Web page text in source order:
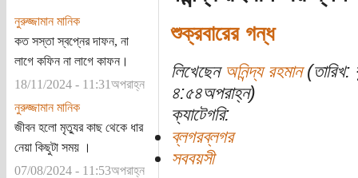
নুরুজ্জামান মানিক
কত সস্তা স্বপ্নের দাফন, না
লাগে কফিন না লাগে কাফন।
18/11/2024 - 11:31অপরাহ্ন
নুরুজ্জামান মানিক
জীবন হলো মৃত্যুর কাছ থেকে ধার
নেয়া কিছুটা সময় ।
07/08/2024 - 11:53অপরাহ্ন
শুক্রবারের গন্ধ
লিখেছেন অনিন্দ্য রহমান
৪:৫৪অপরাহ্ন)
ক্যাটেগরি:
ব্লগরব্লগর
সববয়সী